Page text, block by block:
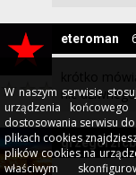
krótko
nic
eteroman
grzegorzfcb
W naszym serwisie
urządzenia
dostosowania serwisu
plikach cookies
plików cookies na
właściwym